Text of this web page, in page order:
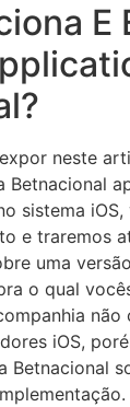
E
neste
Betnacional
sistema
e traremos
uma
o qual
não
iOS,
Betnacional